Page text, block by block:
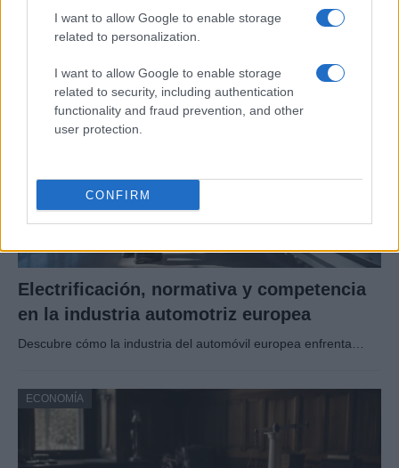
I want to allow Google to enable storage
related to personalization.
I want to allow Google to enable storage
related to security, including authentication
functionality and fraud prevention, and other
user protection.
CONFIRM
Huelga de Groundforce en 12 aeropuertos; conoce quiénes…
ECONOMÍA
Electrificación, normativa y competencia
en la industria automotriz europea
Descubre cómo la industria del automóvil europea enfrenta…
ECONOMÍA